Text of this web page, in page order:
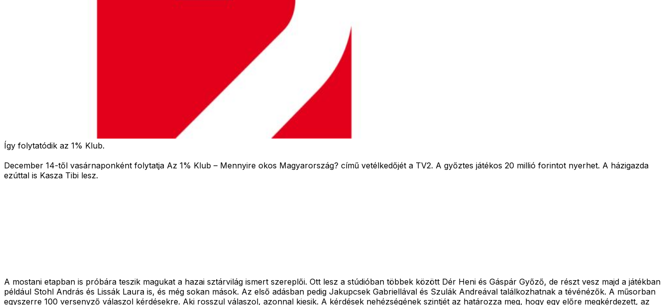
Így folytatódik az 1% Klub.
December 14-től vasárnaponként folytatja Az 1% Klub – Mennyire okos Magyarország? című vetélkedőjét a TV2. A győztes játékos 20 millió forintot nyerhet. A házigazda
ezúttal is Kasza Tibi lesz.
A mostani etapban is próbára teszik magukat a hazai sztárvilág ismert szereplői. Ott lesz a stúdióban többek között Dér Heni és Gáspár Győző, de részt vesz majd a játékban
például Stohl András és Lissák Laura is, és még sokan mások. Az első adásban pedig Jakupcsek Gabriellával és Szulák Andreával találkozhatnak a tévénézők. A műsorban
egyszerre 100 versenyző válaszol kérdésekre. Aki rosszul válaszol, azonnal kiesik. A kérdések nehézségének szintjét az határozza meg, hogy egy előre megkérdezett, az